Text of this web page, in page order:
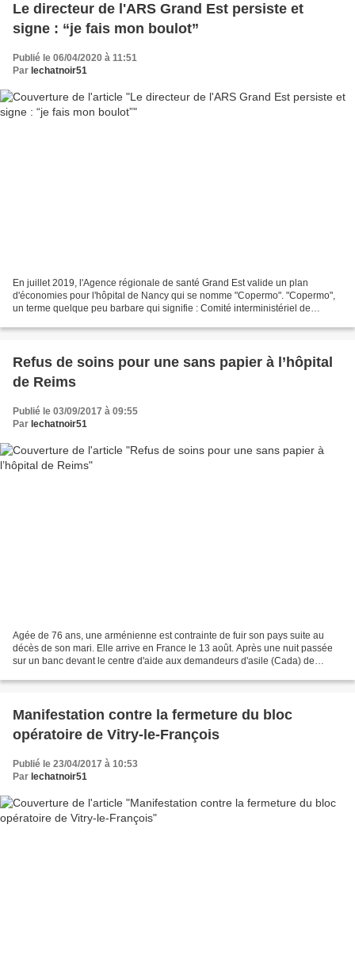
Le directeur de l'ARS Grand Est persiste et
signe : “je fais mon boulot”
Publié le 06/04/2020 à 11:51
Par lechatnoir51
En juillet 2019, l'Agence régionale de santé Grand Est valide un plan
d'économies pour l'hôpital de Nancy qui se nomme "Copermo". "Copermo",
un terme quelque peu barbare qui signifie : Comité interministériel de
Refus de soins pour une sans papier à l’hôpital
de Reims
Publié le 03/09/2017 à 09:55
Par lechatnoir51
Agée de 76 ans, une arménienne est contrainte de fuir son pays suite au
décès de son mari. Elle arrive en France le 13 août. Après une nuit passée
sur un banc devant le centre d'aide aux demandeurs d'asile (Cada) de
Manifestation contre la fermeture du bloc
opératoire de Vitry-le-François
Publié le 23/04/2017 à 10:53
Par lechatnoir51